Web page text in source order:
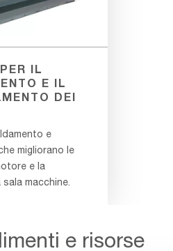
IL
E IL
DEI
e
migliorano le
e la
macchine.
e risorse